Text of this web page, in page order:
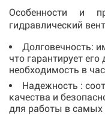
Особенности и
гидравлический
Долговечность:
что гарантирует
необходимость в
Надежность :
качества и
для работы в самых